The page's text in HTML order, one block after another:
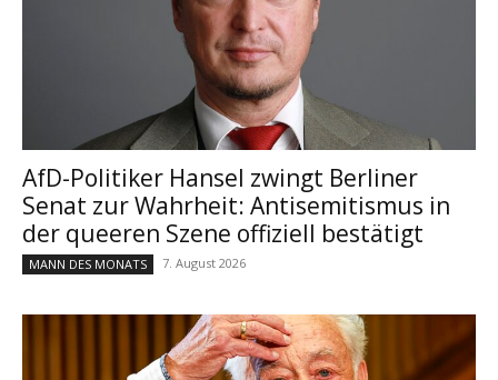
AfD-Politiker Hansel zwingt Berliner
Senat zur Wahrheit: Antisemitismus in
der queeren Szene offiziell bestätigt
MANN DES MONATS 7. August 2026